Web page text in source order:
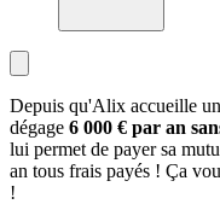
Depuis qu'Alix accueille
dégage 6 000 € par an
lui permet de payer sa
an tous frais payés ! Ça
!